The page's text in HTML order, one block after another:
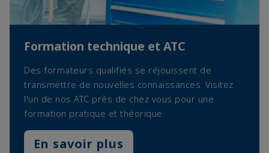
Formation technique et ATC
Des formateurs qualifiés se réjouissent de
transmettre de nouvelles connaissances. Visitez
l'un de nos ATC près de chez vous pour une
formation pratique et théorique.
En savoir plus